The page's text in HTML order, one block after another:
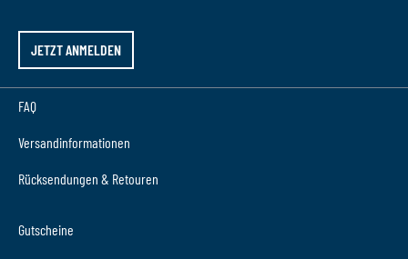
JETZT ANMELDEN
FAQ
Versandinformationen
Rücksendungen & Retouren
Gutscheine